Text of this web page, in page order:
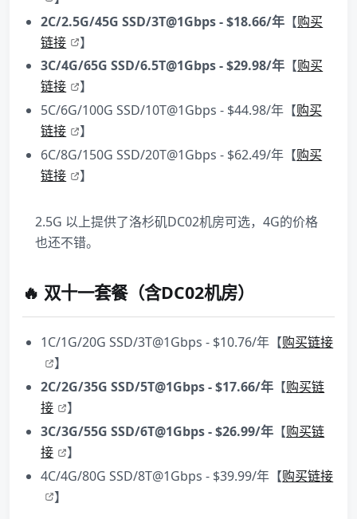
2C/2.5G/45G SSD/3T@1Gbps - $18.66/年 【购买
链接
】
3C/4G/65G SSD/6.5T@1Gbps - $29.98/年 【购买
链接
】
5C/6G/100G SSD/10T@1Gbps - $44.98/年【购买
链接
】
6C/8G/150G SSD/20T@1Gbps - $62.49/年【购买
链接
】
2.5G 以上提供了洛杉矶DC02机房可选，4G的价格
也还不错。
🔥 双十一套餐（含DC02机房）
1C/1G/20G SSD/3T@1Gbps - $10.76/年【购买链接
】
2C/2G/35G SSD/5T@1Gbps - $17.66/年 【购买链
接
】
3C/3G/55G SSD/6T@1Gbps - $26.99/年 【购买链
接
】
4C/4G/80G SSD/8T@1Gbps - $39.99/年【购买链接
】